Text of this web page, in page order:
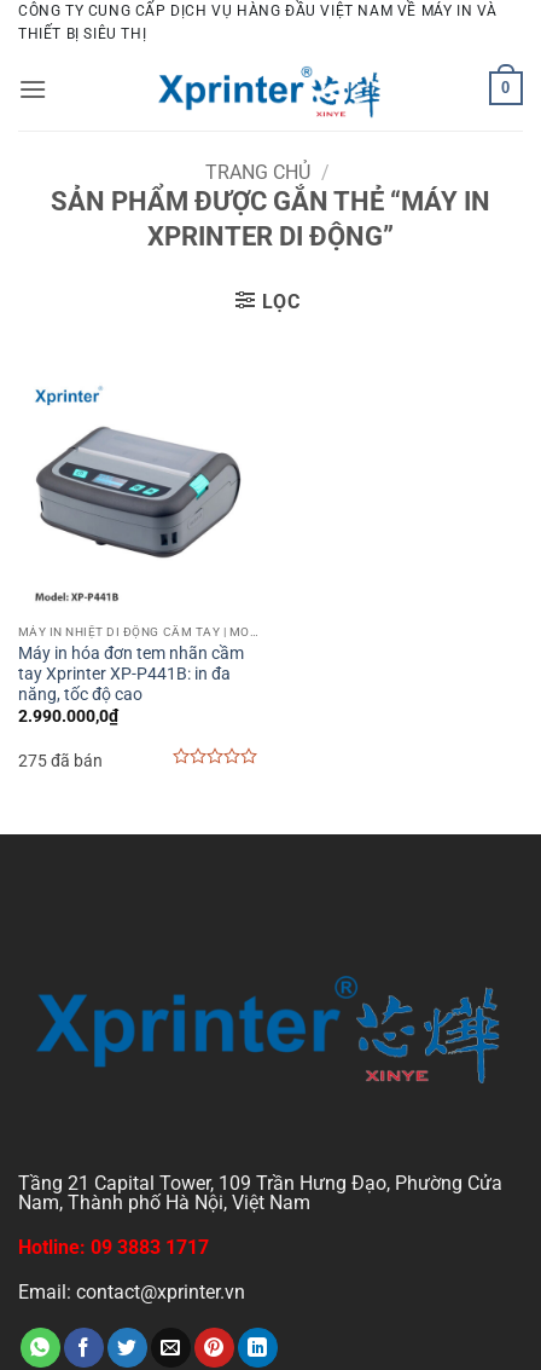
Bỏ
qua
dung
CÔNG TY CUNG CẤP DỊCH VỤ HÀNG ĐẦU VIỆT NAM VỀ MÁY IN VÀ
THIẾT BỊ SIÊU THỊ
0
TRANG CHỦ /
SẢN PHẨM ĐƯỢC GẮN THẺ “MÁY IN
XPRINTER DI ĐỘNG”
LỌC
Máy in hóa đơn tem nhãn cầm
tay Xprinter XP-P441B: in đa
năng, tốc độ cao
2.990.000,0₫
275 đã bán
5
Tầng 21 Capital Tower, 109 Trần Hưng Đạo, Phường Cửa
Nam, Thành phố Hà Nội, Việt Nam
Hotline: 09 3883 1717
Email: contact@xprinter.vn